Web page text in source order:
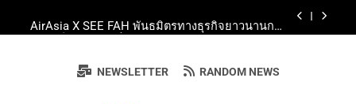
20 ปี ต่อยอดเสิร์ฟความอร่อย ยกเมนูระดับตำนาน
ทางวิชาการและการตลาดเชิงรุก แนะเคล็ดลับปรับ
ธุรกิจท่องเที่ยวไทย “ขายได้ ขายดี ขายนาน”
NEWSLETTER RANDOM NEWS